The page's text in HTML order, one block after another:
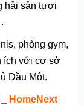
hải sản tươi
phòng gym,
ích với cơ sở
Dầu Một.
HomeNext